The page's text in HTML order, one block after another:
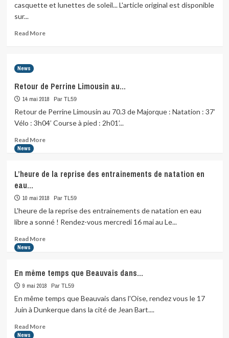
Plaisir,
casquette et lunettes de soleil... L'article original est disponible
sur...
Read MoreRead
17
Juin,
sous
un
généreux,
News
Retour de Perrine Limousin au…
14 mai 2018 Par TL59
Retour de Perrine Limousin au 70.3 de Majorque : Natation : 37’
Vélo : 3h04’ Course à pied : 2h01’...
Read MoreRead
de
Limousin
News
L’heure de la reprise des entrainements de natation en
eau…
10 mai 2018 Par TL59
L'heure de la reprise des entrainements de natation en eau
libre a sonné ! Rendez-vous mercredi 16 mai au Le...
Read MoreRead
de
la
reprise
entrainements
de
News
En même temps que Beauvais dans…
9 mai 2018 Par TL59
En même temps que Beauvais dans l'Oise, rendez vous le 17
Juin à Dunkerque dans la cité de Jean Bart....
Read MoreRead
News